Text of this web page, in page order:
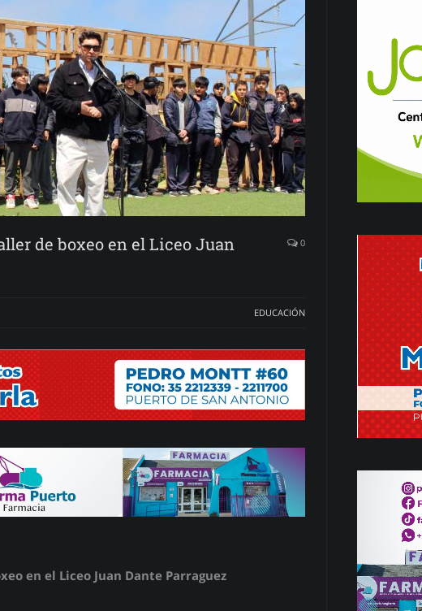
de boxeo en el Liceo Juan
0
EDUCACIÓN
en el Liceo Juan Dante Parraguez